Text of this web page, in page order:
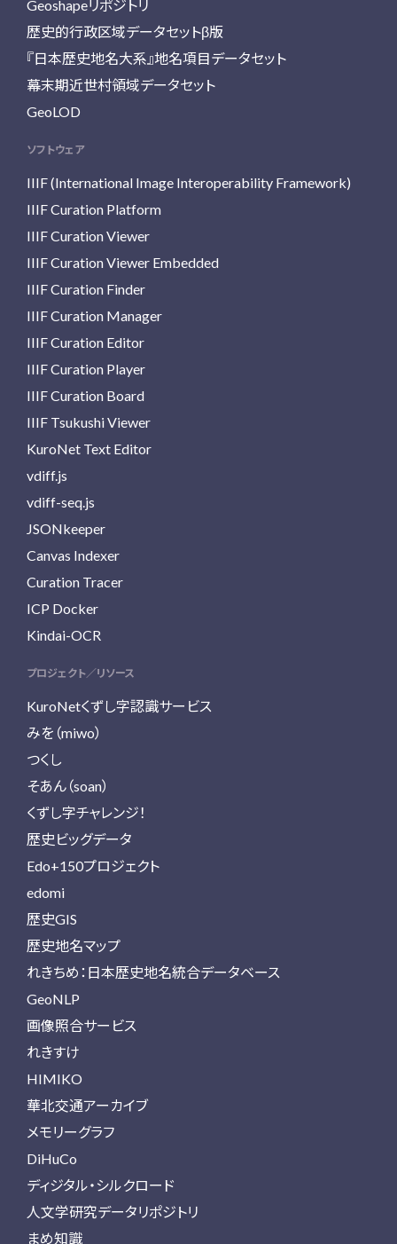
Geoshapeリポジトリ
歴史的行政区域データセットβ版
『日本歴史地名大系』地名項目データセット
幕末期近世村領域データセット
GeoLOD
ソフトウェア
IIIF (International Image Interoperability Framework)
IIIF Curation Platform
IIIF Curation Viewer
IIIF Curation Viewer Embedded
IIIF Curation Finder
IIIF Curation Manager
IIIF Curation Editor
IIIF Curation Player
IIIF Curation Board
IIIF Tsukushi Viewer
KuroNet Text Editor
vdiff.js
vdiff-seq.js
JSONkeeper
Canvas Indexer
Curation Tracer
ICP Docker
Kindai-OCR
プロジェクト／リソース
KuroNetくずし字認識サービス
みを（miwo）
つくし
そあん（soan）
くずし字チャレンジ！
歴史ビッグデータ
Edo+150プロジェクト
edomi
歴史GIS
歴史地名マップ
れきちめ：日本歴史地名統合データベース
GeoNLP
画像照合サービス
れきすけ
HIMIKO
華北交通アーカイブ
メモリーグラフ
DiHuCo
ディジタル・シルクロード
人文学研究データリポジトリ
まめ知識